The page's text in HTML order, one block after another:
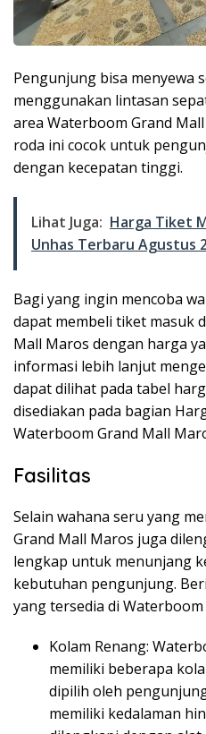
Pengunjung bisa menyewa
menggunakan lintasan
area Waterboom Grand
roda ini cocok untuk
dengan kecepatan tinggi.
Lihat Juga: Harga Tiket
Unhas Terbaru Agustus
Bagi yang ingin mencoba
dapat membeli tiket masuk
Mall Maros dengan harga
informasi lebih lanjut
dapat dilihat pada tabel
disediakan pada bagian
Waterboom Grand Mall
Fasilitas
Selain wahana seru yang
Grand Mall Maros juga
lengkap untuk menunjang
kebutuhan pengunjung.
yang tersedia di
Kolam Renang:
memiliki beberapa
dipilih oleh
memiliki kedalaman